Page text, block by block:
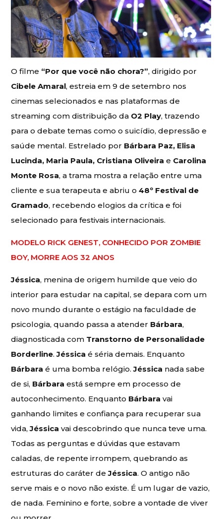
O filme “Por que você não chora?”, dirigido por
Cibele Amaral, estreia em 9 de setembro nos
cinemas selecionados e nas plataformas de
streaming com distribuição da O2 Play, trazendo
para o debate temas como o suicídio, depressão e
saúde mental. Estrelado por Bárbara Paz, Elisa
Lucinda, Maria Paula, Cristiana Oliveira e Carolina
Monte Rosa, a trama mostra a relação entre uma
cliente e sua terapeuta e abriu o48º Festival de
Gramado, recebendo elogios da crítica e foi
selecionado para festivais internacionais.
MODELO RICK GENEST, CONHECIDO POR ZOMBIE
BOY, MORRE AOS 32 ANOS
Jéssica, menina de origem humilde que veio do
interior para estudar na capital, se depara com um
novo mundo durante o estágio na faculdade de
psicologia, quando passa a atender Bárbara,
diagnosticada com Transtorno de Personalidade
Borderline.Jéssica é séria demais. Enquanto
Bárbara é uma bomba relógio.Jéssica nada sabe
de si, Bárbara está sempre em processo de
autoconhecimento. Enquanto Bárbara vai
ganhando limites e confiança para recuperar sua
vida,Jéssica vai descobrindo que nunca teve uma.
Todas as perguntas e dúvidas que estavam
caladas, de repente irrompem, quebrando as
estruturas do caráter deJéssica. O antigo não
serve mais e o novo não existe. É um lugar de vazio,
de nada. Feminino e forte, sobre a vontade de viver